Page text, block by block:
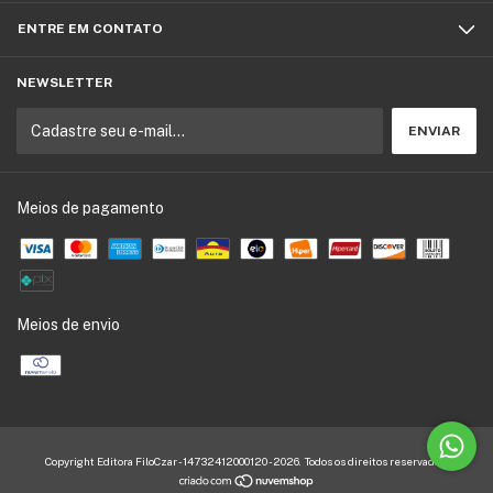
ENTRE EM CONTATO
NEWSLETTER
Meios de pagamento
Meios de envio
Copyright Editora FiloCzar - 14732412000120 - 2026. Todos os direitos reservados.